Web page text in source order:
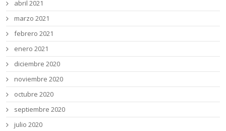
abril 2021
marzo 2021
febrero 2021
enero 2021
diciembre 2020
noviembre 2020
octubre 2020
septiembre 2020
julio 2020